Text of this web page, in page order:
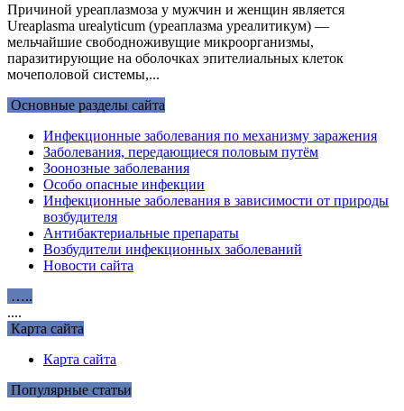
Причиной уреаплазмоза у мужчин и женщин является
Ureaplasma urealyticum (уреаплазма уреалитикум) —
мельчайшие свободноживущие микроорганизмы,
паразитирующие на оболочках эпителиальных клеток
мочеполовой системы,...
Основные разделы сайта
Инфекционные заболевания по механизму заражения
Заболевания, передающиеся половым путём
Зоонозные заболевания
Особо опасные инфекции
Инфекционные заболевания в зависимости от природы
возбудителя
Антибактериальные препараты
Возбудители инфекционных заболеваний
Новости сайта
…..
....
Карта сайта
Карта сайта
Популярные статьи